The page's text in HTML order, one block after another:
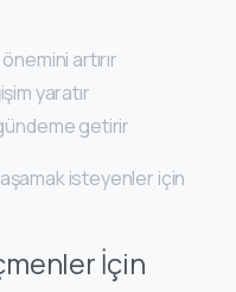
artırır
yaratır
getirir
isteyenler için
İçin